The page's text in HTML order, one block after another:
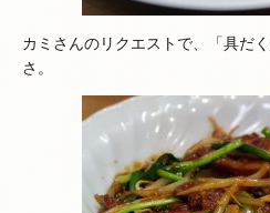
カミさんのリクエストで、「具だ
さ。